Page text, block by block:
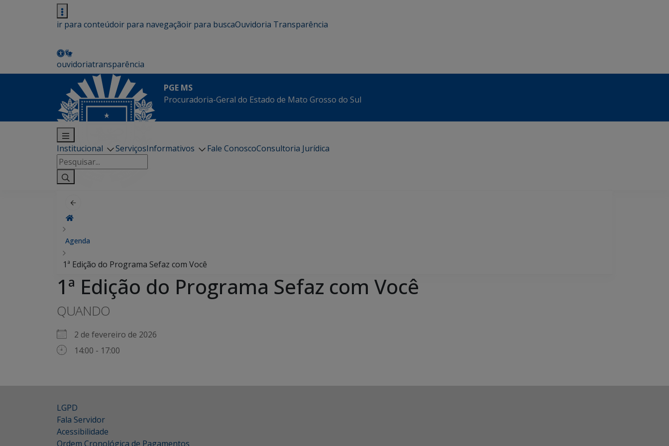
ir para conteúdoir para navegaçãoir para buscaOuvidoria Transparência
ouvidoriatransparência
PGE MS
Procuradoria-Geral do Estado de Mato Grosso do Sul
Institucional ServiçosInformativos Fale ConoscoConsultoria Jurídica
Pesquisar
por:
Agenda
1ª Edição do Programa Sefaz com Você
1ª Edição do Programa Sefaz com Você
QUANDO
2 de fevereiro de 2026
14:00 - 17:00
LGPD
Fala Servidor
Acessibilidade
Ordem Cronológica de Pagamentos